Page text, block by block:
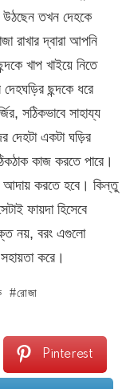
তখন দেহকে
রাখার দ্বারা আপনি
খাপ খাইয়ে নিতে
ছন্দকে ধরে
সঠিকভাবে সাহায্য
দেহটা একটা ঘড়ির
কাজ করতে পারে।
করতে হবে। কিন্তু
ফায়দা হিসেবে
নয়, বরং এগুলো
করে।
রোজা
Pinterest